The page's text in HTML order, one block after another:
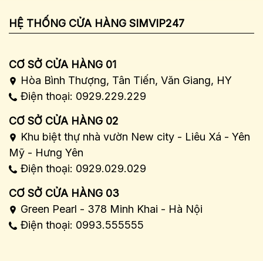
HỆ THỐNG CỬA HÀNG SIMVIP247
CƠ SỞ CỬA HÀNG 01
Hòa Bình Thượng, Tân Tiến, Văn Giang, HY
Điện thoại: 0929.229.229
CƠ SỞ CỬA HÀNG 02
Khu biệt thự nhà vườn New city - Liêu Xá - Yên
Mỹ - Hưng Yên
Điện thoại: 0929.029.029
CƠ SỞ CỬA HÀNG 03
Green Pearl - 378 Minh Khai - Hà Nội
Điện thoại: 0993.555555